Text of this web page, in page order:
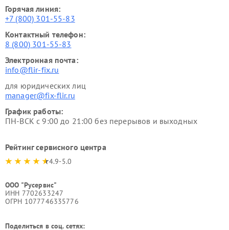
Горячая линия:
+7 (800) 301-55-83
Контактный телефон:
8 (800) 301-55-83
Электронная почта:
info@flir-fix.ru
для юридических лиц
manager@fix-flir.ru
График работы:
ПН-ВСК с 9:00 до 21:00 без перерывов и выходных
Рейтинг сервисного центра
4.9-5.0
ООО "Русервис"
ИНН 7702633247
ОГРН 1077746335776
Поделиться в соц. сетях: